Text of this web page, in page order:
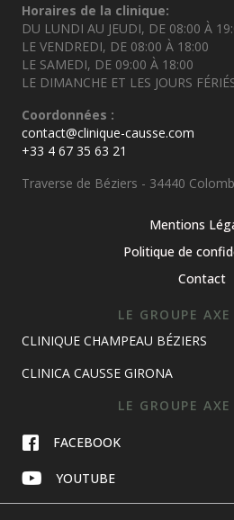
Horaires de la clinique:
DU LUNDI AU JEUDI, DE 08:00 À
LE VENDREDI, DE 08:00 À 18:00
LE SAMEDI, DE 09:00 À 18:00
LE DIMANCHE ET LES JOURS
Coordonnées :
contact@clinique-causse.com
+33 4 67 35 63 21
Traverse de Béziers - 34440
Mentions
Politique de
Contact
LE GROUPE
CLINIQUE CHAMPEAU BÉZIERS
CLINICA CAUSSE GIRONA
LE GROUPE
FACEBOOK
YOUTUBE